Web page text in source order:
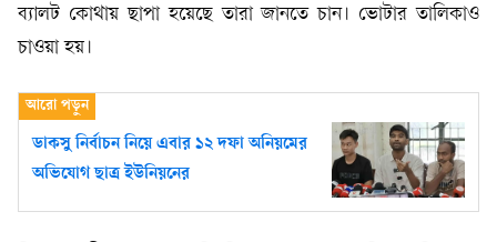
ব্যালট কোথায় ছাপা হয়েছে তারা জানতে চান। ভোটার তালিকাও
চাওয়া হয়।
ডাকসু নির্বাচন নিয়ে এবার ১২ দফা অনিয়মের
অভিযোগ ছাত্র ইউনিয়নের